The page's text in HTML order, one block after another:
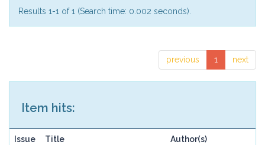
Results 1-1 of 1 (Search time: 0.002 seconds).
previous 1 next
Item hits:
Issue
Title Author(s)